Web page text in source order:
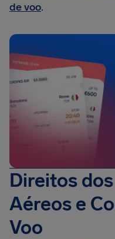
de voo.
Direitos
Aéreos e
Voo